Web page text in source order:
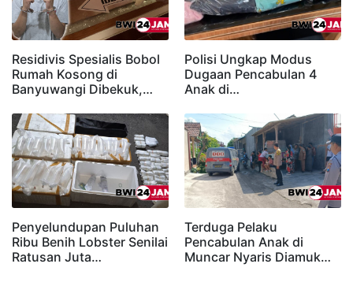
Residivis Spesialis Bobol
Rumah Kosong di
Banyuwangi Dibekuk,…
Polisi Ungkap Modus
Dugaan Pencabulan 4
Anak di…
Penyelundupan Puluhan
Ribu Benih Lobster Senilai
Ratusan Juta…
Terduga Pelaku
Pencabulan Anak di
Muncar Nyaris Diamuk…